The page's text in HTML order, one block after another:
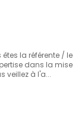
la référente / le
dans la mise
veillez à l'a...